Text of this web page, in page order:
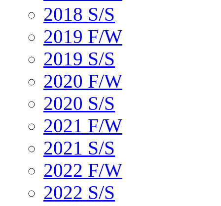
2018 S/S
2019 F/W
2019 S/S
2020 F/W
2020 S/S
2021 F/W
2021 S/S
2022 F/W
2022 S/S